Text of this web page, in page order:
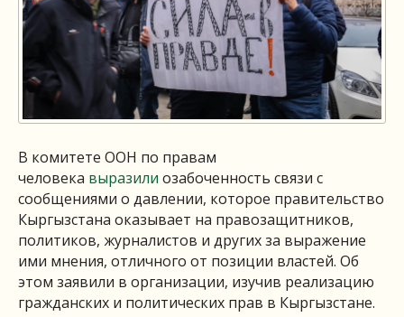
В комитете ООН по правам
человека выразили озабоченность связи с
сообщениями о давлении, которое правительство
Кыргызстана оказывает на правозащитников,
политиков, журналистов и других за выражение
ими мнения, отличного от позиции властей. Об
этом заявили в организации, изучив реализацию
гражданских и политических прав в Кыргызстане.